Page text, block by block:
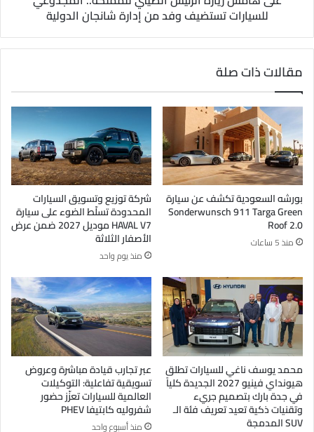
للسيارات تستضيف وفد من إدارة شانجان الدولية
مقالات ذات صلة
بورشه السعودية تكشف عن سيارة
Sonderwunsch 911 Targa Green
Roof 2.0
منذ 5 ساعات
شركة توزيع وتسويق السيارات
المحدودة تسلّط الضوء على سيارة
HAVAL V7 موديل 2027 ضمن عرض
الأصفار الثلاثة
منذ يوم واحد
محمد يوسف ناغي للسيارات تطلق
هيونداي فينيو 2027 الجديدة كلياً
في جدة بارك بتصميم جريء
وتقنيات ذكية تعيد تعريف فئة الـ
SUV المدمجة
عبر تجارب قيادة مباشرة وعروض
تسويقية تفاعلية: التوكيلات
العالمية للسيارات تعزّز حضور
شفروليه كابتيفا PHEV
منذ أسبوع واحد